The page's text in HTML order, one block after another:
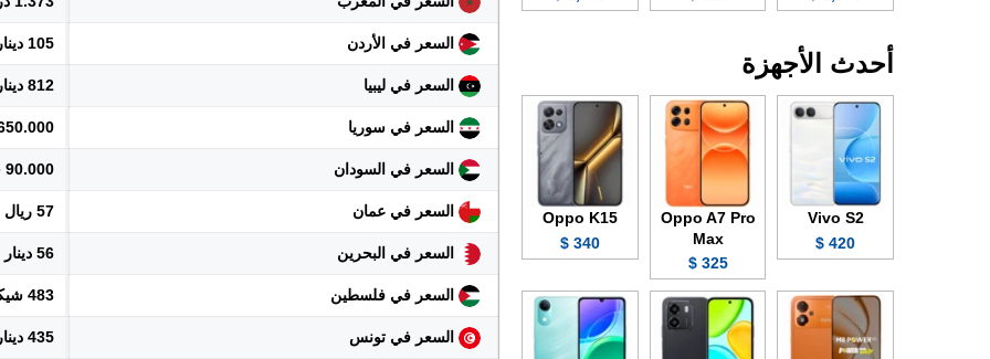
السعر في الأردن 105 دينار
السعر في ليبيا 812 دينار
السعر في سوريا 1.650.000
السعر في السودان 90.000 جنيه
السعر في عمان 57 ريال
السعر في البحرين 56 دينار
السعر في فلسطين 483 شيكل
السعر في تونس 435 دينار
أحدث الأجهزة
Vivo S2
420 $
Oppo A7 Pro
Max
325 $
Oppo K15
340 $